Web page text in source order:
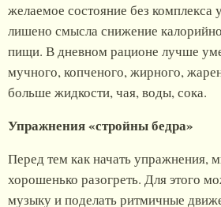
желаемое состояние без комплекса
лишено смысла снижение
пищи. В дневном рационе лучше
мучного, копченого, жирного,
больше жидкости, чая, воды, сока.
Упражнения «стройны бедра»
Перед тем как начать упражнения,
хорошенько разогреть. Для этого
музыку и поделать ритмичные